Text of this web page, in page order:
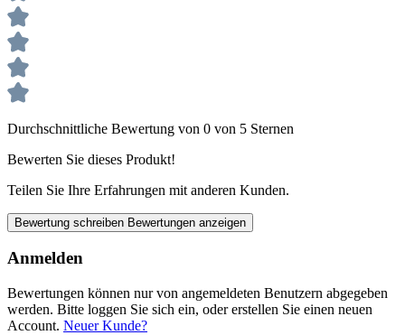
Durchschnittliche Bewertung von 0 von 5 Sternen
Bewerten Sie dieses Produkt!
Teilen Sie Ihre Erfahrungen mit anderen Kunden.
Bewertung schreiben Bewertungen anzeigen
Anmelden
Bewertungen können nur von angemeldeten Benutzern abgegeben
werden. Bitte loggen Sie sich ein, oder erstellen Sie einen neuen
Account. Neuer Kunde?